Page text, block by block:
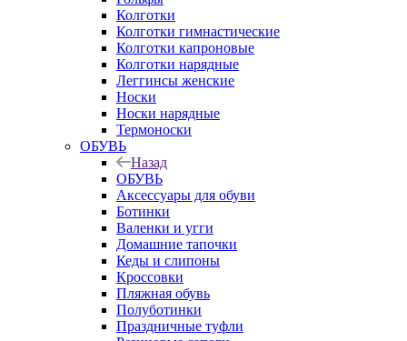
Колготки
Колготки гимнастические
Колготки капроновые
Колготки нарядные
Леггинсы женские
Носки
Носки нарядные
Термоноски
ОБУВЬ
Назад
ОБУВЬ
Аксессуары для обуви
Ботинки
Валенки и угги
Домашние тапочки
Кеды и слипоны
Кроссовки
Пляжная обувь
Полуботинки
Праздничные туфли